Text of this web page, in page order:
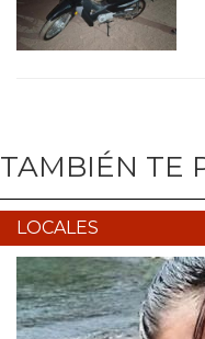
TAMBIÉN TE
LOCALES